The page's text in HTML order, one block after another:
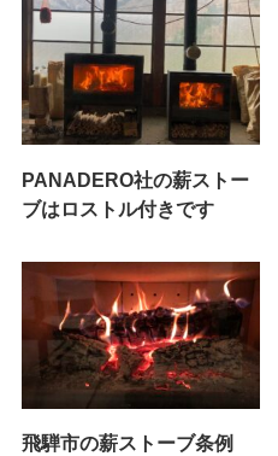
PANADERO社の薪ストー
ブはロストル付きです
飛騨市の薪ストーブ条例